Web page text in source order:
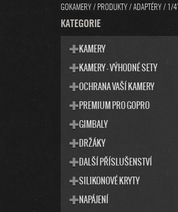
GOKAMERY / PRODUKTY / ADAPTÉRY / 1/
P
O
PŘESKOČIT
KATEGORIE
K
A
KATEGORIE
KAMERY
KAMERY - VÝHODNÉ SETY
OCHRANA VAŠÍ KAMERY
PREMIUM PRO GOPRO
GIMBALY
DRŽÁKY
DALŠÍ PŘÍSLUŠENSTVÍ
SILIKONOVÉ KRYTY
NAPÁJENÍ